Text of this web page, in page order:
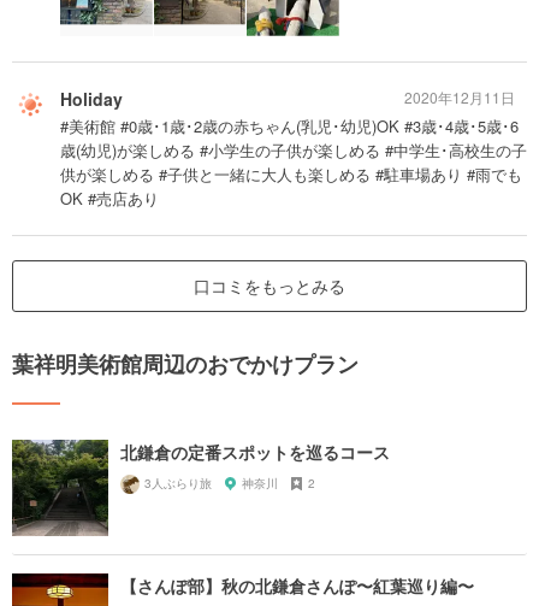
Holiday
#美術館 #0歳･1歳･2歳の赤ちゃん(乳児･幼児)OK #3歳･4歳･5歳･6
歳(幼児)が楽しめる #小学生の子供が楽しめる #中学生･高校生の子
供が楽しめる #子供と一緒に大人も楽しめる #駐車場あり #雨でも
OK #売店あり
2020年12月11日
口コミをもっとみる
葉祥明美術館周辺のおでかけプラン
北鎌倉の定番スポットを巡るコース
3人ぶらり旅 神奈川 2
【さんぽ部】秋の北鎌倉さんぽ〜紅葉巡り編〜